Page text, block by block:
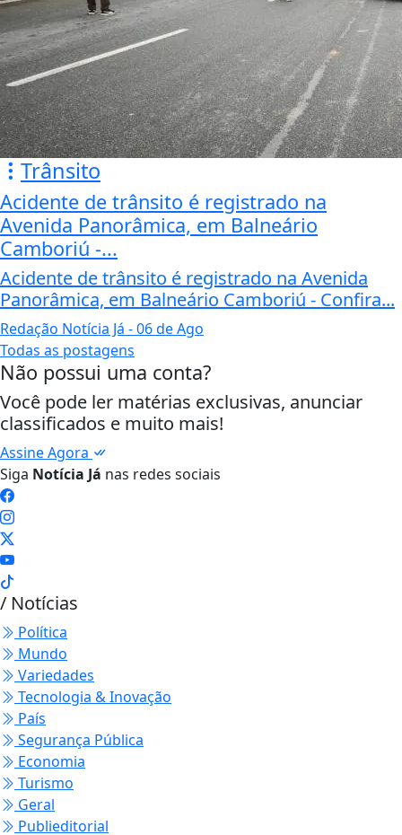
Trânsito
Acidente de trânsito é registrado na
Avenida Panorâmica, em Balneário
Camboriú -...
Acidente de trânsito é registrado na Avenida
Panorâmica, em Balneário Camboriú - Confira...
Redação Notícia Já - 06 de Ago
Todas as postagens
Não possui uma conta?
Você pode ler matérias exclusivas, anunciar
classificados e muito mais!
Assine Agora
Siga Notícia Já nas redes sociais
/ Notícias
Política
Mundo
Variedades
Tecnologia & Inovação
País
Segurança Pública
Economia
Turismo
Geral
Publieditorial